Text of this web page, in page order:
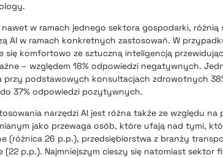
w ramach jednego sektora gospodarki,
AI w ramach konkretnych zastosowań. W
się komfortowo ze sztuczną inteligencją
– względem 18% odpowiedzi negatywnych.
przy podstawowych konsultacjach zdrowotnych
37% odpowiedzi pozytywnych.
narzędzi AI jest różna także ze względu na
jako przewaga osób, które ufają nad tymi,
(różnica 26 p.p.), przedsiębiorstwa z branży
(22 p.p.). Najmniejszym cieszy się natomiast sektor